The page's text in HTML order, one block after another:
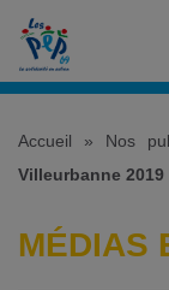
Accueil » Nos
Villeurbanne 2019
MÉDIAS